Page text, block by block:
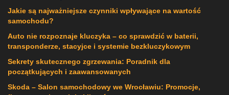
Jakie są najważniejsze czynniki wpływające na wartość
samochodu?
Auto nie rozpoznaje kluczyka – co sprawdzić w baterii,
transponderze, stacyjce i systemie bezkluczykowym
Sekrety skutecznego zgrzewania: Poradnik dla
początkujących i zaawansowanych
Skoda – Salon samochodowy we Wrocławiu: Promocje,